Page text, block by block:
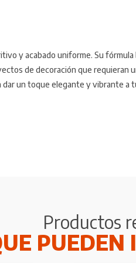
y acabado uniforme. Su
de decoración que requieran
un toque elegante y vibrante a
Productos